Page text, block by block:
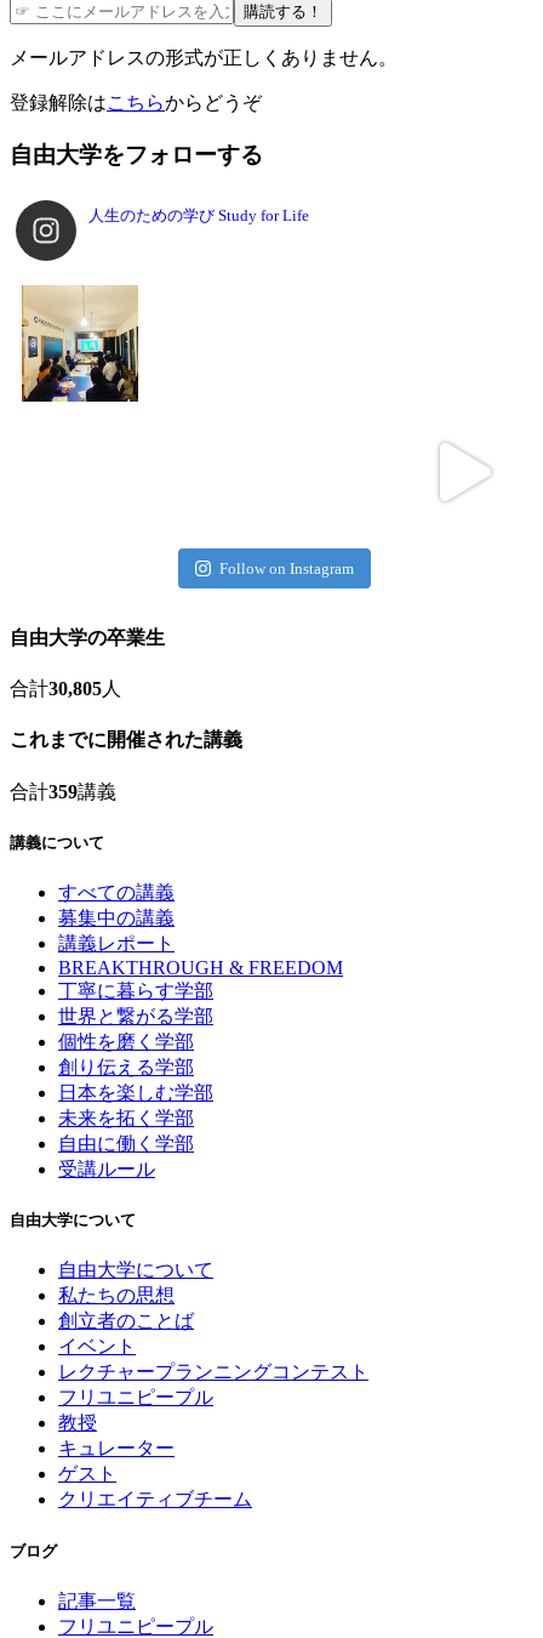
購読する！
メールアドレスの形式が正しくありません。
登録解除はこちらからどうぞ
自由大学をフォローする
人生のための学び Study for Life
Follow on Instagram
自由大学の卒業生
合計30,805人
これまでに開催された講義
合計359講義
講義について
すべての講義
募集中の講義
講義レポート
BREAKTHROUGH & FREEDOM
丁寧に暮らす学部
世界と繋がる学部
個性を磨く学部
創り伝える学部
日本を楽しむ学部
未来を拓く学部
自由に働く学部
受講ルール
自由大学について
自由大学について
私たちの思想
創立者のことば
イベント
レクチャープランニングコンテスト
フリユニピープル
教授
キュレーター
ゲスト
クリエイティブチーム
ブログ
記事一覧
フリユニピープル